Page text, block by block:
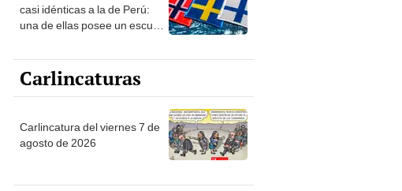
casi idénticas a la de Perú:
una de ellas posee un escudo
Carlincaturas
Carlincatura del viernes 7 de
agosto de 2026